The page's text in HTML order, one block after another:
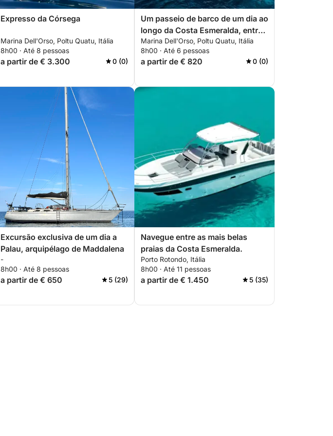
Expresso da Córsega
Marina Dell'Orso, Poltu Quatu, Itália
8h00 · Até 8 pessoas
a partir de € 3.300 0 (0)
Um passeio de barco de um dia ao
longo da Costa Esmeralda, entre
Porto Cervo e o Arquipélago de La
Maddalena.
Marina Dell'Orso, Poltu Quatu, Itália
8h00 · Até 6 pessoas
a partir de € 820 0 (0)
Excursão exclusiva de um dia a
Palau, arquipélago de Maddalena
-
8h00 · Até 8 pessoas
a partir de € 650 5 (29)
Navegue entre as mais belas
praias da Costa Esmeralda.
Porto Rotondo, Itália
8h00 · Até 11 pessoas
a partir de € 1.450 5 (35)